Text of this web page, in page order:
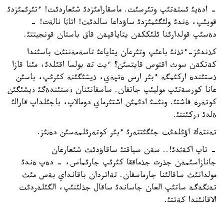
- ادةيئ ئستةتئپ وتئرسئث. ماسقارامئزدئ شئعاردئث! ءتئرئمئزدئ
قويئپ، ةندئ ولئگئمئزدئ ساؤداعا سالدئث! اتاثا نالةت! -
دةسئپ قولدارئنا ئلئككةن يتاياقپةن قاق باستان قونجيتتئ.
كذندئز-ءتذنئ باعئپ وتئرعان يتاياعئ تاسةمةننئث باسئندا
كةتكةن سوث اقتوس قايتسئن؟ ءيت تة بولسا اقئلدئ، مئنا قازا
ذستئندة اركئمگة ءبئر ارس ةتپةي، ذيشئگئنة كئرئپ، باسئن
عانا كورسةتئپ موليئپ جاتقان. ساسقانئنان ذستئندةگئ ذيشئگئن
كوتةرة قاشتئ. ونئسئ ادئمئن اشتئرماي دومالاپ، باجئلداپ قارالئ
ةلدئ ذركئتتئ.
تةنتةك اؤئلدئث جئگئتتةرئ ءبئر كوتةرئلمةسئن دةثئز.
- تاپ اكةثدئ!.. سةن سياقتئ ساقاؤدئث شئعارعان
جانازاسئمةن جذرت جذماققا كئرئپ جارئماس، - دةپ ةندئ
مولدانئث ساقالئنا جارماسقان. تةاتردان باقانداي بةس مئث
تةثگةگة ساتئپ العان جاساندئ ساقال جذلئنئپ، الگئلةردئث
الاقانئندا كةتتئ.